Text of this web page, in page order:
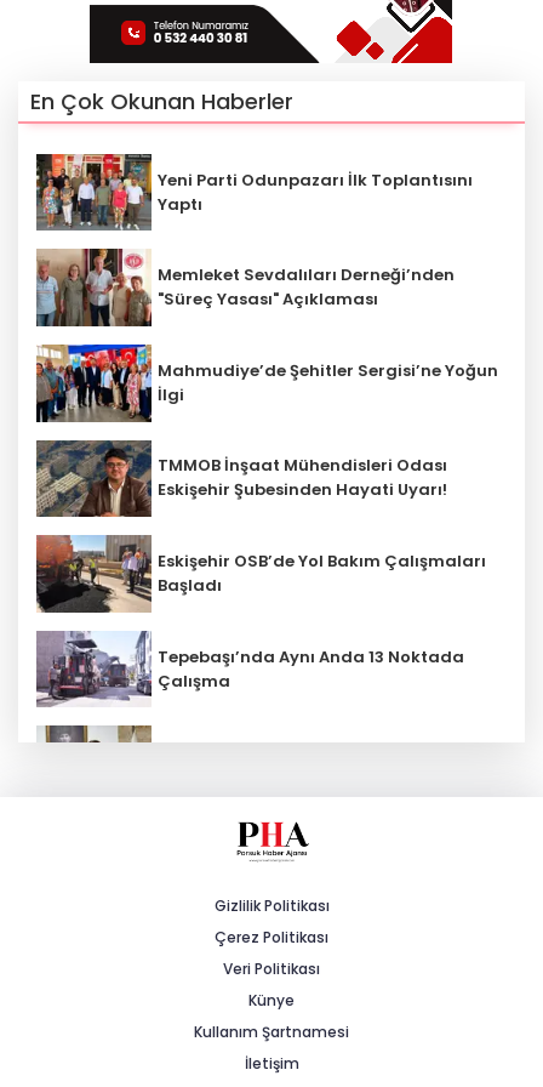
En Çok Okunan Haberler
Yeni Parti Odunpazarı İlk Toplantısını
Yaptı
Memleket Sevdalıları Derneği’nden
"Süreç Yasası" Açıklaması
Mahmudiye’de Şehitler Sergisi’ne Yoğun
İlgi
TMMOB İnşaat Mühendisleri Odası
Eskişehir Şubesinden Hayati Uyarı!
Eskişehir OSB’de Yol Bakım Çalışmaları
Başladı
Tepebaşı’nda Aynı Anda 13 Noktada
Çalışma
AK Parti İl Başkanı Gürhan Albayrak: "DE
Çağlarspor’da Yeni Dönem
Eskişehir İl KGK ve Güler Metal A.Ş.’den
"Sanayide Kadın Eli" Protokolü
Gizlilik Politikası
Çerez Politikası
Veri Politikası
Künye
Kullanım Şartnamesi
İletişim